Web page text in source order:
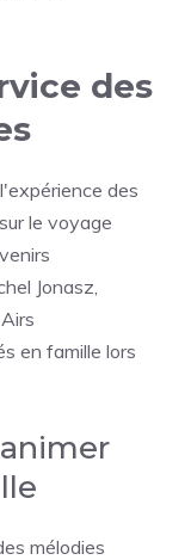
des
des
le voyage
Jonasz,
en famille lors
mélodies